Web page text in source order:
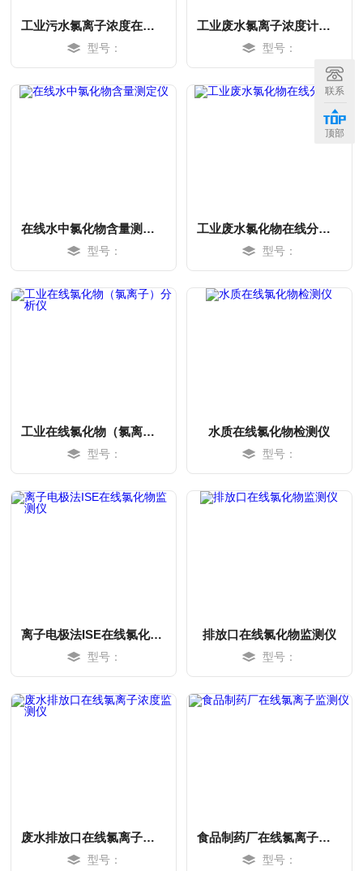
工业污水氯离子浓度在线监测仪
型号：
工业废水氯离子浓度计检测仪
型号：
在线水中氯化物含量测定仪
型号：
工业废水氯化物在线分析仪
型号：
工业在线氯化物（氯离子）分析仪
型号：
水质在线氯化物检测仪
型号：
离子电极法ISE在线氯化物监测仪
型号：
排放口在线氯化物监测仪
型号：
废水排放口在线氯离子浓度监测仪
型号：
食品制药厂在线氯离子监测仪
型号：
联系
顶部